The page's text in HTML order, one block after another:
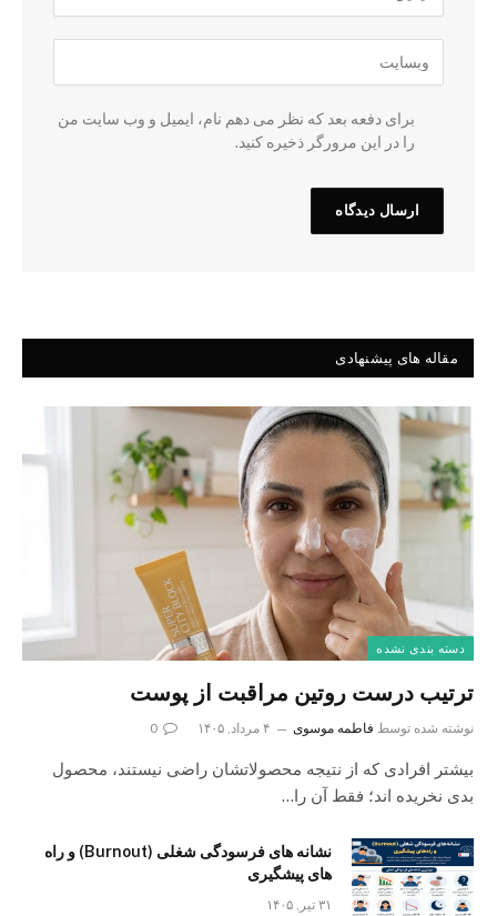
برای دفعه بعد که نظر می دهم نام، ایمیل و وب سایت من
را در این مرورگر ذخیره کنید.
مقاله های پیشنهادی
دسته بندی نشده
ترتیب درست روتین مراقبت از پوست
نوشته شده توسط فاطمه موسوی ۴ مرداد, ۱۴۰۵ 0
بیشتر افرادی که از نتیجه محصولاتشان راضی نیستند، محصول
بدی نخریده اند؛ فقط آن را…
نشانه های فرسودگی شغلی (Burnout) و راه
های پیشگیری
۳۱ تیر, ۱۴۰۵